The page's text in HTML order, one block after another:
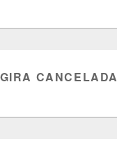
CANCELADA